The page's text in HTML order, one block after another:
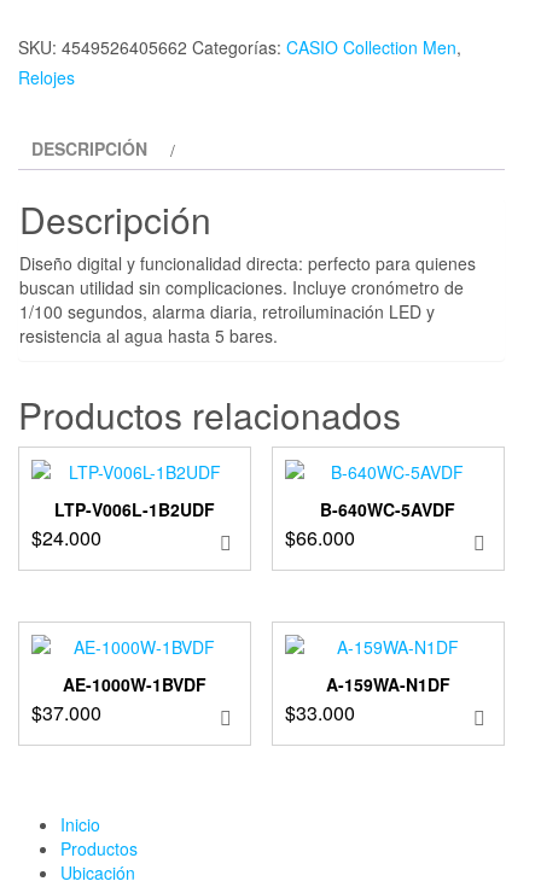
SKU: 4549526405662 Categorías: CASIO Collection Men,
Relojes
DESCRIPCIÓN
Descripción
Diseño digital y funcionalidad directa: perfecto para quienes
buscan utilidad sin complicaciones. Incluye cronómetro de
1/100 segundos, alarma diaria, retroiluminación LED y
resistencia al agua hasta 5 bares.
Productos relacionados
LTP-V006L-1B2UDF
$24.000
B-640WC-5AVDF
$66.000
AE-1000W-1BVDF
$37.000
A-159WA-N1DF
$33.000
Inicio
Productos
Ubicación